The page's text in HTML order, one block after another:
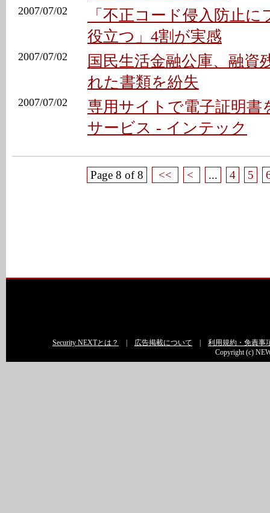
2007/07/02
「不正コード侵入防止
役立つ」4割が実感
2007/07/02
国民生活金融公庫、融資
れた書類を紛失
2007/07/02
専用サイトで電子証明書
サービス - インテック
Page 8 of 8 << < ... 4 5
Security NEXTとは？ 広告掲載について
利用規約・免責事
Copyright (c)